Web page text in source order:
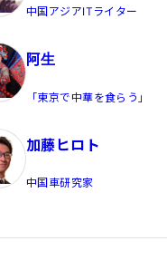
中国アジアITライター
阿生
「東京で中華を食らう」
加藤ヒロト
中国車研究家